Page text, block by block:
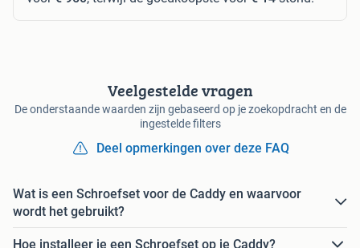
Veelgestelde vragen
De onderstaande waarden zijn gebaseerd op je zoekopdracht en de
ingestelde filters
Deel opmerkingen over deze FAQ
Wat is een Schroefset voor de Caddy en waarvoor
wordt het gebruikt?
Hoe installeer je een Schroefset op je Caddy?